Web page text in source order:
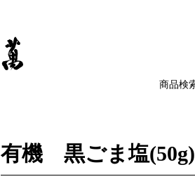
有機 黒ごま塩(50g)